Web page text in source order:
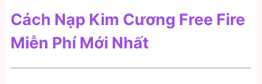
Cách Nạp Kim Cương Free Fire
Miễn Phí Mới Nhất